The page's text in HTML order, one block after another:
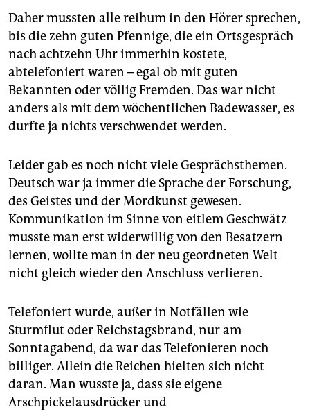
Daher mussten alle reihum in den Hörer sprechen,
bis die zehn guten Pfennige, die ein Ortsgespräch
nach achtzehn Uhr immerhin kostete,
abtelefoniert waren – egal ob mit guten
Bekannten oder völlig Fremden. Das war nicht
anders als mit dem wöchentlichen Badewasser, es
durfte ja nichts verschwendet werden.
Leider gab es noch nicht viele Gesprächsthemen.
Deutsch war ja immer die Sprache der Forschung,
des Geistes und der Mordkunst gewesen.
Kommunikation im Sinne von eitlem Geschwätz
musste man erst widerwillig von den Besatzern
lernen, wollte man in der neu geordneten Welt
nicht gleich wieder den Anschluss verlieren.
Telefoniert wurde, außer in Notfällen wie
Sturmflut oder Reichstagsbrand, nur am
Sonntagabend, da war das Telefonieren noch
billiger. Allein die Reichen hielten sich nicht
daran. Man wusste ja, dass sie eigene
Arschpickelausdrücker und